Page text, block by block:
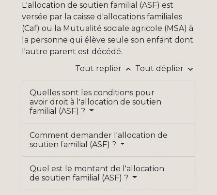
L'allocation de soutien familial (ASF) est
versée par la caisse d'allocations familiales
(Caf) ou la Mutualité sociale agricole (MSA) à
la personne qui élève seule son enfant dont
l'autre parent est décédé.
Tout replier keyboard_arrow_up Tout déplier keyboard_arrow_down
Quelles sont les conditions pour
avoir droit à l'allocation de soutien
familial (ASF) ?
Comment demander l'allocation de
soutien familial (ASF) ?
Quel est le montant de l'allocation
de soutien familial (ASF) ?